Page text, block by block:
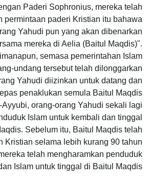
Paderi Sophronius, mereka telah
permintaan paderi Kristian itu bahawa
Yahudi pun yang akan dibenarkan
mereka di Aelia (Baitul Maqdis)".
semasa pemerintahan Islam
undang tersebut telah dilonggarkan
Yahudi diizinkan untuk datang dan
penaklukan semula Baitul Maqdis
orang-orang Yahudi sekali lagi
Islam untuk kembali dan tinggal
Sebelum itu, Baitul Maqdis telah
Kristian selama lebih kurang 90 tahun
telah mengharamkan penduduk
Islam untuk tinggal di Baitul Maqdis.